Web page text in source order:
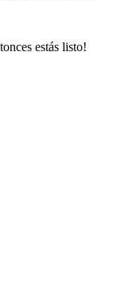
estás listo!